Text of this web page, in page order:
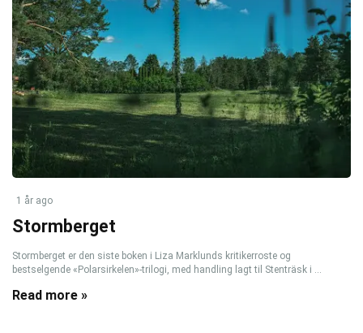
1 år ago
Stormberget
Stormberget er den siste boken i Liza Marklunds kritikerroste og
bestselgende «Polarsirkelen»-trilogi, med handling lagt til Stenträsk i ...
Read more »